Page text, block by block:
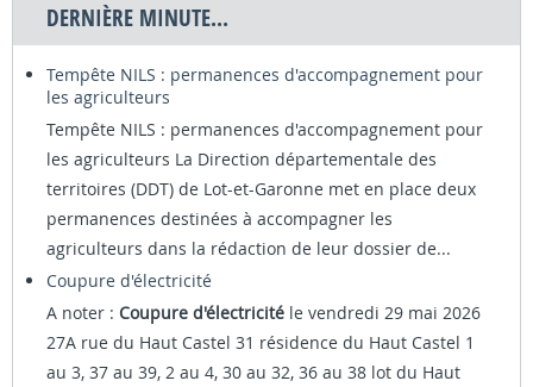
DERNIÈRE MINUTE...
Tempête NILS : permanences d'accompagnement pour
les agriculteurs
Tempête NILS : permanences d'accompagnement pour
les agriculteurs La Direction départementale des
territoires (DDT) de Lot-et-Garonne met en place deux
permanences destinées à accompagner les
agriculteurs dans la rédaction de leur dossier de...
Coupure d'électricité
A noter : Coupure d'électricité le vendredi 29 mai 2026
27A rue du Haut Castel 31 résidence du Haut Castel 1
au 3, 37 au 39, 2 au 4, 30 au 32, 36 au 38 lot du Haut